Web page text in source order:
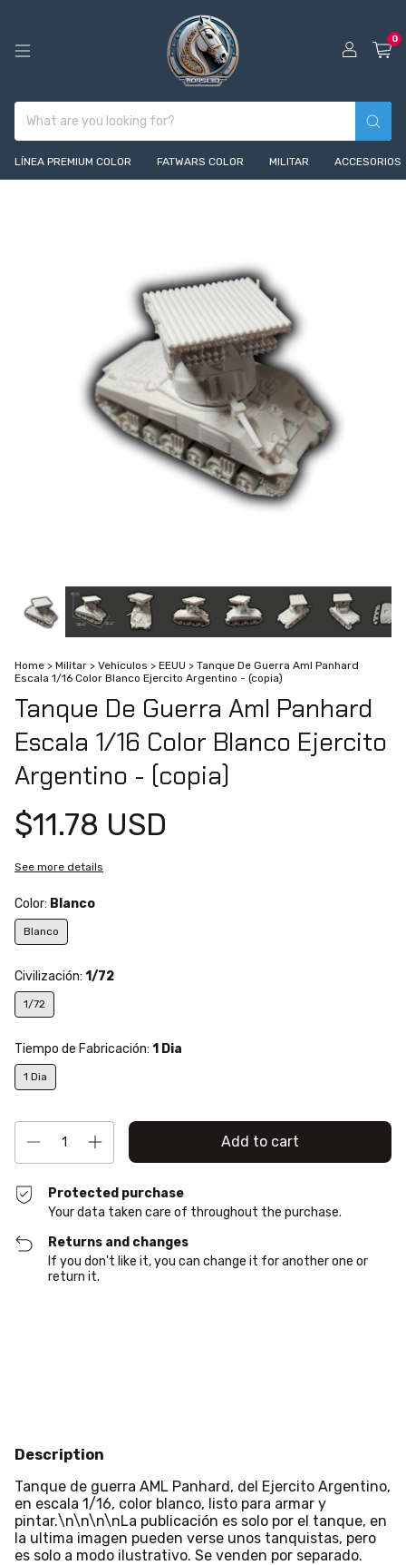
0
LÍNEA PREMIUM COLOR FATWARS COLOR MILITAR ACCESORIOS
Home > Militar > Vehiculos > EEUU > Tanque De Guerra Aml Panhard
Escala 1/16 Color Blanco Ejercito Argentino - (copia)
Tanque De Guerra Aml Panhard
Escala 1/16 Color Blanco Ejercito
Argentino - (copia)
$11.78 USD
See more details
Color: Blanco
Blanco
Civilización: 1/72
1/72
Tiempo de Fabricación: 1 Dia
1 Dia
Protected purchase
Your data taken care of throughout the purchase.
Returns and changes
If you don't like it, you can change it for another one or
return it.
Description
Tanque de guerra AML Panhard, del Ejercito Argentino,
en escala 1/16, color blanco, listo para armar y
pintar.\n\n\n\nLa publicación es solo por el tanque, en
la ultima imagen pueden verse unos tanquistas, pero
es solo a modo ilustrativo. Se venden por separado.